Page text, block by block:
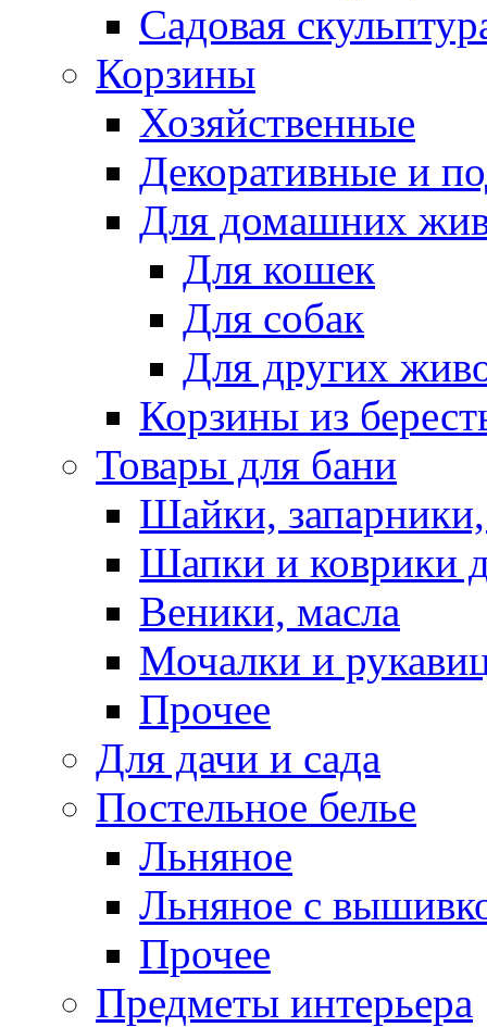
Садовая
Корзины
Хозяйственные
Декоративные и
Для домашних
Для кошек
Для собак
Для других
Корзины из
Товары для бани
Шайки,
Шапки и коврики
Веники, масла
Мочалки и
Прочее
Для дачи и сада
Постельное белье
Льняное
Льняное с
Прочее
Предметы интерьера